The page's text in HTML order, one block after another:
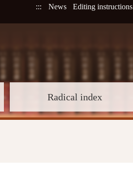
::: News Editing instructions
Radical index